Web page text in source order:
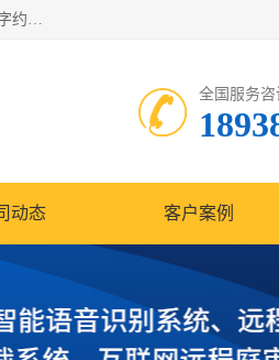
深圳鼎立宏泰科技有限公司专注做语音录像系统；主要服务有：约谈室同步录音录像系统、设计数字询问同步录音录像、数字约谈室同步录音录像、公开听证室、智慧庭审、智能语音识别转写、远程提讯（提审）、记录仪、远程指挥综合管理平台、录播系统等
全国服务咨
动态 客户案例